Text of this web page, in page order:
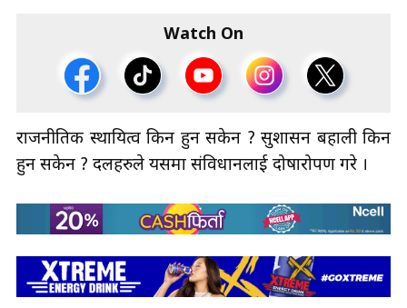
Watch On
राजनीतिक स्थायित्व किन हुन सकेन ? सुशासन बहाली किन
हुन सकेन ? दलहरुले यसमा संविधानलाई दोषारोपण गरे ।